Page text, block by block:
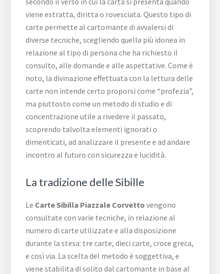
viene estratta, diritta o rovesciata. Questo tipo di
carte permette al cartomante di avvalersi di
diverse tecniche, scegliendo quella più idonea in
relazione al tipo di persona che ha richiesto il
consulto, alle domande e alle aspettative. Come è
noto, la divinazione effettuata con la lettura delle
carte non intende certo proporsi come “profezia”,
ma piuttosto come un metodo di studio e di
concentrazione utile a rivedere il passato,
scoprendo talvolta elementi ignorati o
dimenticati, ad analizzare il presente e ad andare
incontro al futuro con sicurezza e lucidità.
La tradizione delle Sibille
Le Carte Sibilla ​Piazzale ​Corvetto vengono
consultate con varie tecniche, in relazione al
numero di carte utilizzate e alla disposizione
durante la stesa: tre carte, dieci carte, croce greca,
e così via. La scelta del metodo è soggettiva, e
viene stabilita di solito dal cartomante in base al